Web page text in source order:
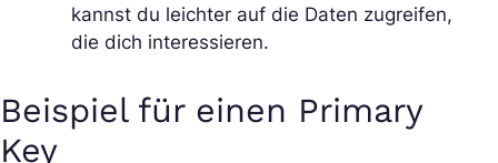
kannst du leichter auf die Daten zugreifen,
die dich interessieren.
Beispiel für einen Primary
Key